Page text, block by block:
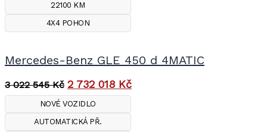
22100 KM
4X4 POHON
Mercedes-Benz GLE 450 d 4MATIC
3 022 545Kč 2 732 018 Kč
NOVÉ VOZIDLO
AUTOMATICKÁ PŘ.